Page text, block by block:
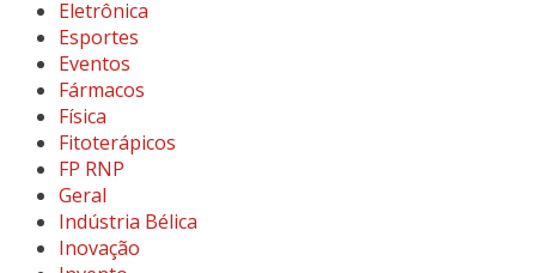
Eletrônica
Esportes
Eventos
Fármacos
Física
Fitoterápicos
FP RNP
Geral
Indústria Bélica
Inovação